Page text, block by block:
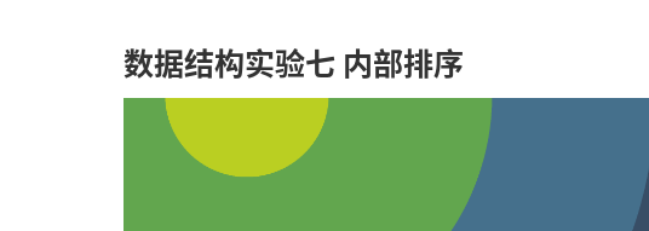
数据结构实验七 内部排序